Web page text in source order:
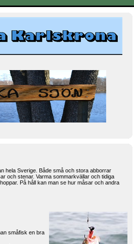
hela Sverige. Både små och stora abborrar
och stenar. Varma sommarkvällar och tidiga
På håll kan man se hur måsar och andra
småfisk en bra